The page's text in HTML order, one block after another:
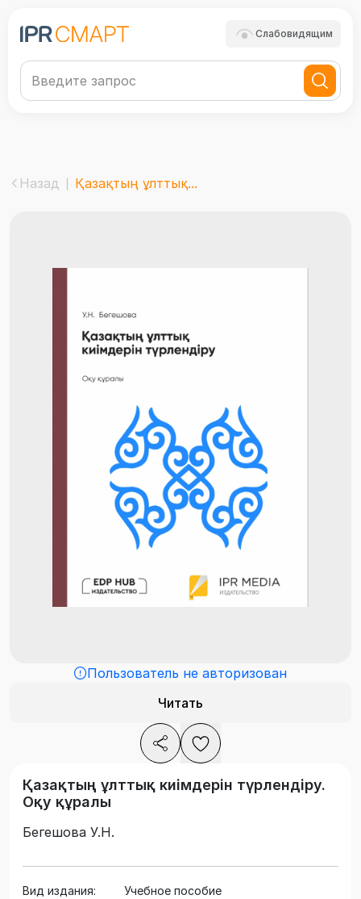
Слабовидящим
Назад Қазақтың ұлттық...
Пользователь не авторизован
Читать
Қазақтың ұлттық киімдерін түрлендіру.
Оқу құралы
Бегешова У.Н.
Вид издания:
Учебное пособие